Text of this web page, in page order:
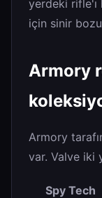
yerdeki rifle'ı
için sinir
Armory
Armory
var. Valve iki
Spy Tech